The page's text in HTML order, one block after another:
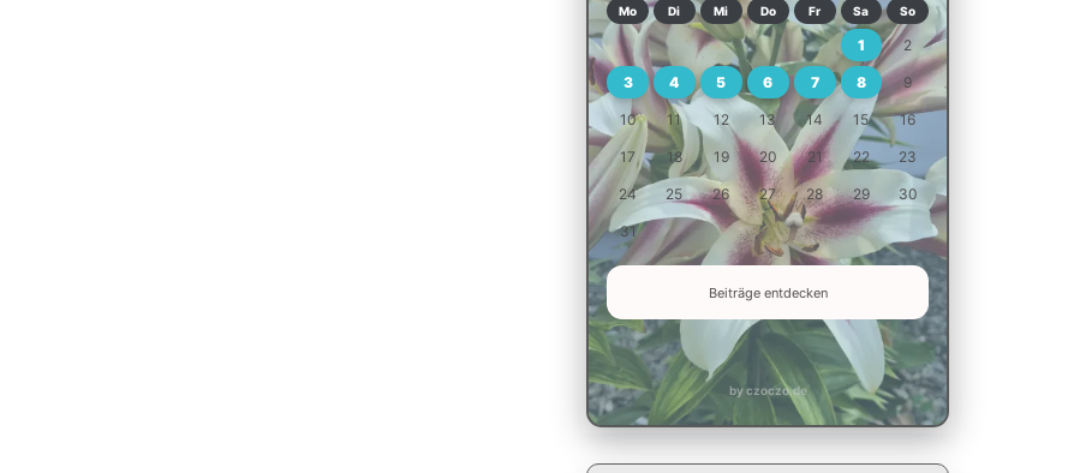
Mo Di Mi Do Fr Sa So
1 2
3 4 5 6 7 8 9
10 11 12 13 14 15 16
17 18 19 20 21 22 23
24 25 26 27 28 29 30
31
Beiträge entdecken
by czoczo.de